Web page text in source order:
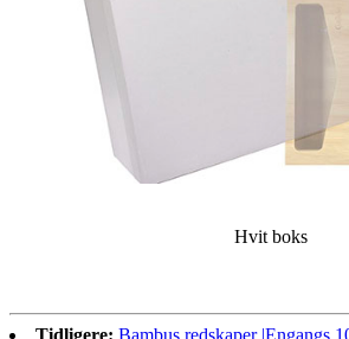
Hvit boks
Tidligere: Bambus redskaper |Engangs